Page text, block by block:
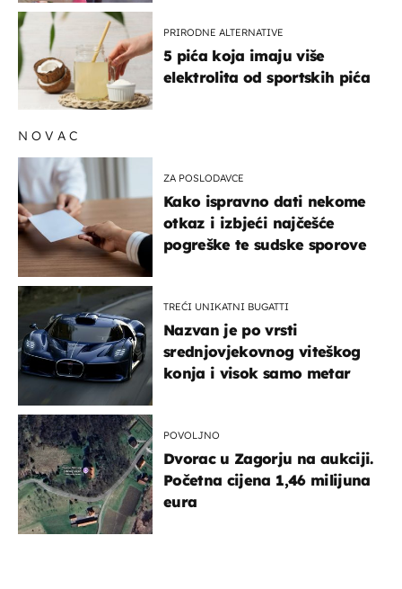
PRIRODNE ALTERNATIVE
5 pića koja imaju više
elektrolita od sportskih pića
NOVAC
ZA POSLODAVCE
Kako ispravno dati nekome
otkaz i izbjeći najčešće
pogreške te sudske sporove
TREĆI UNIKATNI BUGATTI
Nazvan je po vrsti
srednjovjekovnog viteškog
konja i visok samo metar
POVOLJNO
Dvorac u Zagorju na aukciji.
Početna cijena 1,46 milijuna
eura